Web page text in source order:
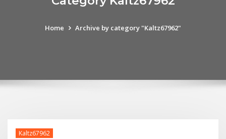
Home Archive by category "Kaltz67962"
Kaltz67962